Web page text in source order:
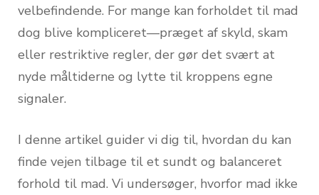
velbefindende. For mange kan forholdet til mad
dog blive kompliceret—præget af skyld, skam
eller restriktive regler, der gør det svært at
nyde måltiderne og lytte til kroppens egne
signaler.
I denne artikel guider vi dig til, hvordan du kan
finde vejen tilbage til et sundt og balanceret
forhold til mad. Vi undersøger, hvorfor mad ikke